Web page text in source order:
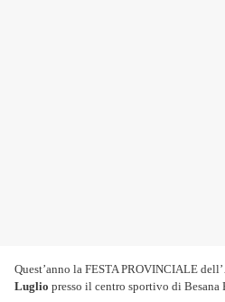
Quest’anno la FESTA PROVINCIALE
Luglio presso il centro sportivo di Besana